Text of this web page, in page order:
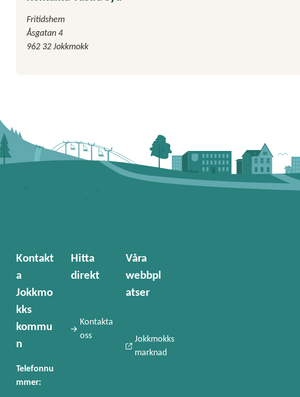
Fritidshem
Åsgatan 4
962 32 Jokkmokk
Kontakt
a
Jokkmo
kks
kommu
n
Telefonnu
mmer:
Hitta
direkt
Kontakta
oss
Våra
webbpl
atser
Jokkmokks
marknad